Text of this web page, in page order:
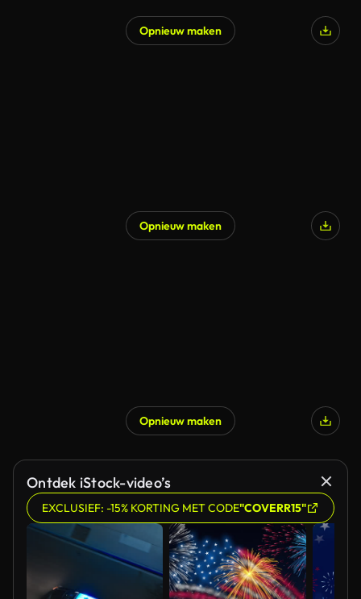
Opnieuw maken
Opnieuw maken
Opnieuw maken
Ontdek iStock-video’s
EXCLUSIEF: -15% KORTING MET CODE"COVERR15"